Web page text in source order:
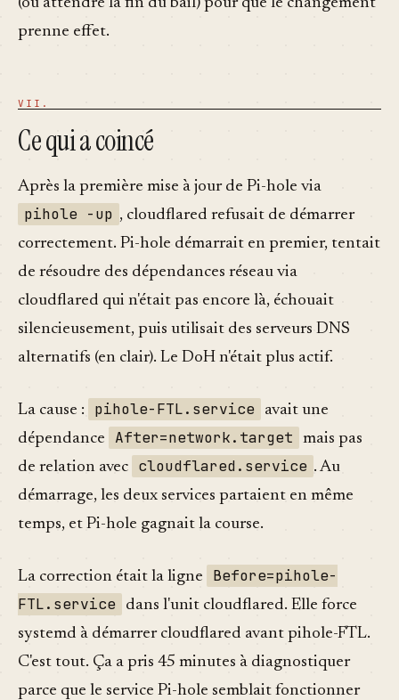
prenne effet.
Ce qui a coincé
Après la première mise à jour de Pi-hole via
pihole -up , cloudflared refusait de démarrer
correctement. Pi-hole démarrait en premier, tentait
de résoudre des dépendances réseau via
cloudflared qui n'était pas encore là, échouait
silencieusement, puis utilisait des serveurs DNS
alternatifs (en clair). Le DoH n'était plus actif.
La cause : pihole-FTL.service
avait une
dépendance
After=network.target
mais pas
de relation avec
cloudflared.service . Au
démarrage, les deux services partaient en même
temps, et Pi-hole gagnait la course.
La correction était la ligne
Before=pihole-
FTL.service
dans l'unit cloudflared. Elle force
systemd à démarrer cloudflared avant pihole-FTL.
C'est tout. Ça a pris 45 minutes à diagnostiquer
parce que le service Pi-hole semblait fonctionner